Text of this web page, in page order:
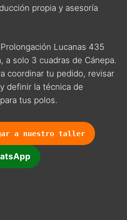
propia y asesoría
Lucanas 435
a solo 3 cuadras de Cánepa.
coordinar tu pedido, revisar
definir la técnica de
tus polos.
a nuestro taller